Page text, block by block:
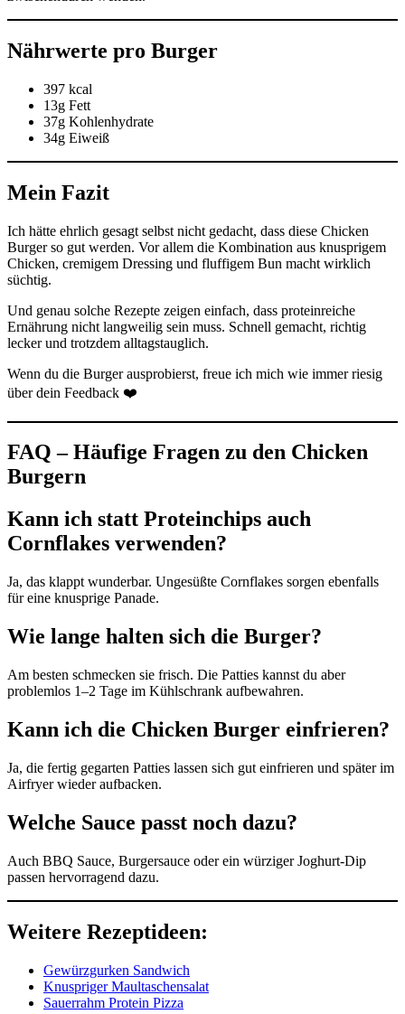
Nährwerte pro Burger
397 kcal
13g Fett
37g Kohlenhydrate
34g Eiweiß
Mein Fazit
Ich hätte ehrlich gesagt selbst nicht gedacht, dass diese Chicken
Burger so gut werden. Vor allem die Kombination aus knusprigem
Chicken, cremigem Dressing und fluffigem Bun macht wirklich
süchtig.
Und genau solche Rezepte zeigen einfach, dass proteinreiche
Ernährung nicht langweilig sein muss. Schnell gemacht, richtig
lecker und trotzdem alltagstauglich.
Wenn du die Burger ausprobierst, freue ich mich wie immer riesig
über dein Feedback ❤️
FAQ – Häufige Fragen zu den Chicken
Burgern
Kann ich statt Proteinchips auch
Cornflakes verwenden?
Ja, das klappt wunderbar. Ungesüßte Cornflakes sorgen ebenfalls
für eine knusprige Panade.
Wie lange halten sich die Burger?
Am besten schmecken sie frisch. Die Patties kannst du aber
problemlos 1–2 Tage im Kühlschrank aufbewahren.
Kann ich die Chicken Burger einfrieren?
Ja, die fertig gegarten Patties lassen sich gut einfrieren und später im
Airfryer wieder aufbacken.
Welche Sauce passt noch dazu?
Auch BBQ Sauce, Burgersauce oder ein würziger Joghurt-Dip
passen hervorragend dazu.
Weitere Rezeptideen:
Gewürzgurken Sandwich
Knuspriger Maultaschensalat
Sauerrahm Protein Pizza